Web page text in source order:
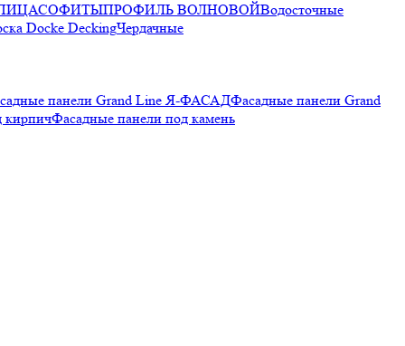
СОФИТЫПРОФИЛЬ ВОЛНОВОЙВодосточные
Docke DeckingЧердачные
панели Grand Line Я-ФАСАДФасадные панели Grand
кирпичФасадные панели под камень